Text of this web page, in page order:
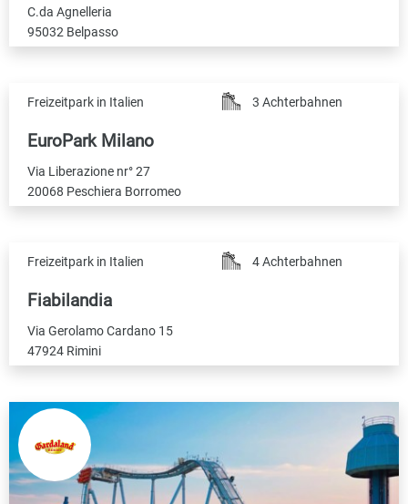
C.da Agnelleria
95032 Belpasso
Freizeitpark in Italien
EuroPark Milano
Via Liberazione nr° 27
20068 Peschiera Borromeo
3 Achterbahnen
Freizeitpark in Italien
Fiabilandia
Via Gerolamo Cardano 15
47924 Rimini
4 Achterbahnen